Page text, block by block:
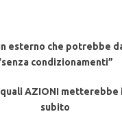
esterno che potrebbe
condizionamenti”
AZIONI metterebbe
subito